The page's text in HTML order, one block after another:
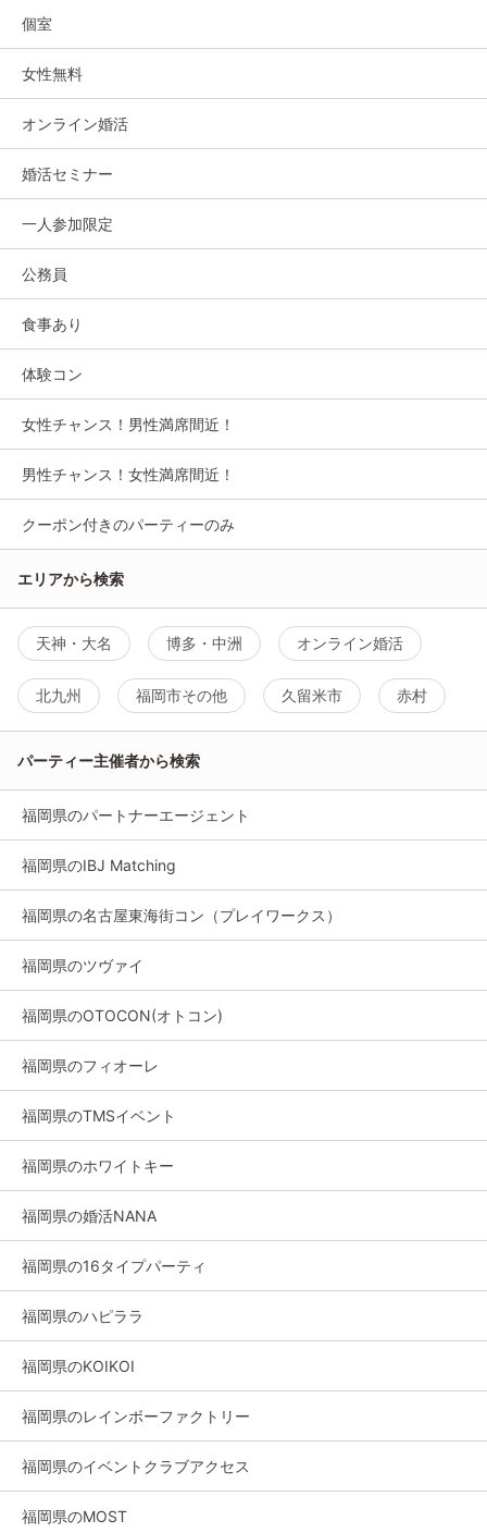
個室
女性無料
オンライン婚活
婚活セミナー
一人参加限定
公務員
食事あり
体験コン
女性チャンス！男性満席間近！
男性チャンス！女性満席間近！
クーポン付きのパーティーのみ
エリアから検索
天神・大名 博多・中洲 オンライン婚活
北九州 福岡市その他 久留米市 赤村
パーティー主催者から検索
福岡県のパートナーエージェント
福岡県のIBJ Matching
福岡県の名古屋東海街コン（プレイワークス）
福岡県のツヴァイ
福岡県のOTOCON(オトコン)
福岡県のフィオーレ
福岡県のTMSイベント
福岡県のホワイトキー
福岡県の婚活NANA
福岡県の16タイプパーティ
福岡県のハピララ
福岡県のKOIKOI
福岡県のレインボーファクトリー
福岡県のイベントクラブアクセス
福岡県のMOST